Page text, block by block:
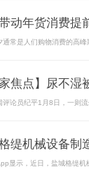
动年货消费提
通常是人们购物消费的高
家焦点】尿不
评论员纪平1月8日，一则
缇机械设备制
显示，近日，盐城格缇机